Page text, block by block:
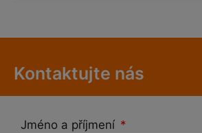
Kontaktujte nás
Jméno a příjmení